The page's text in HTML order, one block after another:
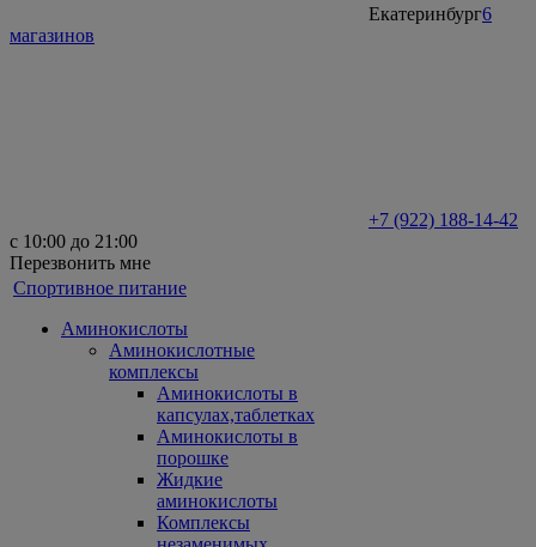
Екатеринбург6
магазинов
+7 (922) 188-14-42
с 10:00 до 21:00
Перезвонить мне
Спортивное питание
Аминокислоты
Аминокислотные
комплексы
Аминокислоты в
капсулах,таблетках
Аминокислоты в
порошке
Жидкие
аминокислоты
Комплексы